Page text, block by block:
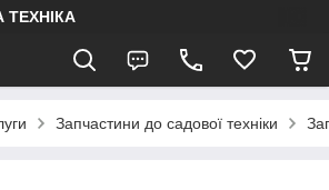
Запчастини до садової техніки